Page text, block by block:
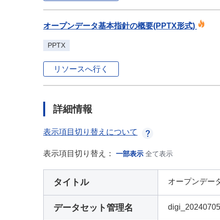
オープンデータ基本指針の概要(PPTX形式)
PPTX
リソースへ行く
詳細情報
表示項目切り替えについて
表示項目切り替え： 一部表示 全て表示
タイトル オープンデー
データセット管理名 digi_20240705